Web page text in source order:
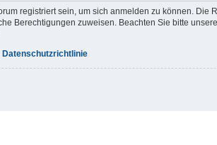
registriert sein, um sich anmelden zu können.
Berechtigungen zuweisen. Beachten Sie bitte
Datenschutzrichtlinie